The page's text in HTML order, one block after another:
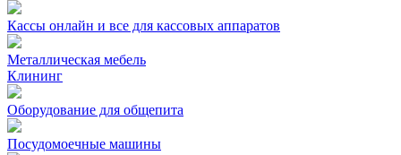
Кассы онлайн и все для кассовых аппаратов
Металлическая мебель
Клининг
Оборудование для общепита
Посудомоечные машины